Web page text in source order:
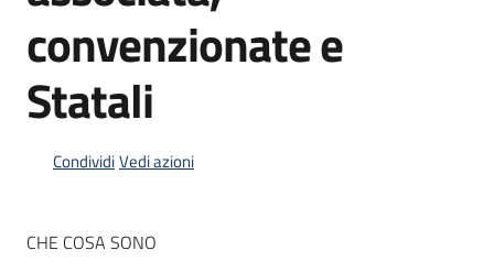
locali
convenzionate e
Statali
CondividiVedi azioni
CHE COSA SONO